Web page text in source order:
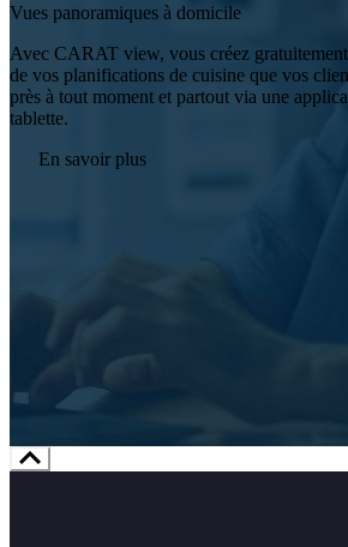
Vues panoramiques à domicile
Avec CARAT view, vous créez
de vos planifications de cuisine que vos
près à tout moment et partout via une
tablette.
En savoir plus